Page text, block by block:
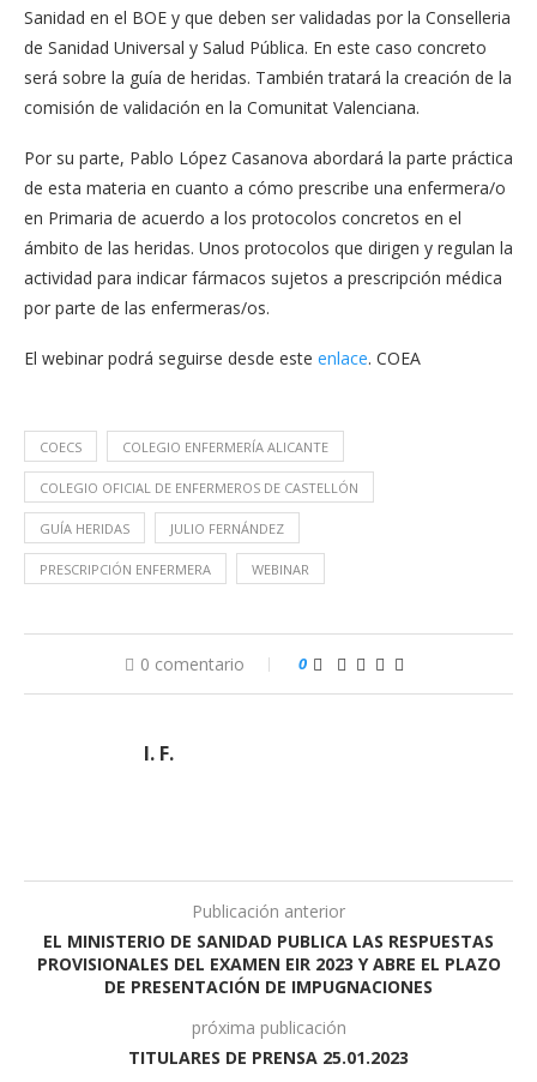
Sanidad en el BOE y que deben ser validadas por la Conselleria
de Sanidad Universal y Salud Pública. En este caso concreto
será sobre la guía de heridas. También tratará la creación de la
comisión de validación en la Comunitat Valenciana.
Por su parte, Pablo López Casanova abordará la parte práctica
de esta materia en cuanto a cómo prescribe una enfermera/o
en Primaria de acuerdo a los protocolos concretos en el
ámbito de las heridas. Unos protocolos que dirigen y regulan la
actividad para indicar fármacos sujetos a prescripción médica
por parte de las enfermeras/os.
El webinar podrá seguirse desde este enlace. COEA
COECS COLEGIO ENFERMERÍA ALICANTE
COLEGIO OFICIAL DE ENFERMEROS DE CASTELLÓN
GUÍA HERIDAS JULIO FERNÁNDEZ
PRESCRIPCIÓN ENFERMERA WEBINAR
0 comentario 0
I. F.
Publicación anterior
EL MINISTERIO DE SANIDAD PUBLICA LAS RESPUESTAS
PROVISIONALES DEL EXAMEN EIR 2023 Y ABRE EL PLAZO
DE PRESENTACIÓN DE IMPUGNACIONES
próxima publicación
TITULARES DE PRENSA 25.01.2023